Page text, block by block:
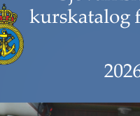
kurskatalog
202